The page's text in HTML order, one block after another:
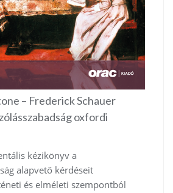
– Frederick Schauer
oxfordi
kézikönyv a
alapvető kérdéseit
és elméleti szempontból